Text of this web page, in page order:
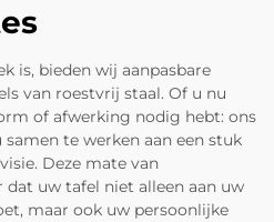
is, bieden wij aanpasbare
van roestvrij staal. Of u nu
of afwerking nodig hebt: ons
te werken aan een stuk
Deze mate van
uw tafel niet alleen aan uw
maar ook uw persoonlijke